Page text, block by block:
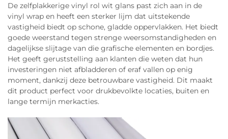
De zelfplakkerige vinyl rol wit glans past zich aan in de
vinyl wrap en heeft een sterker lijm dat uitstekende
vastigheid biedt op schone, gladde oppervlakken. Het biedt
goede weerstand tegen strenge weersomstandigheden en
dagelijkse slijtage van die grafische elementen en bordjes.
Het geeft geruststelling aan klanten die weten dat hun
investeringen niet afbladderen of eraf vallen op enig
moment, dankzij deze betrouwbare vastigheid. Dit maakt
dit product perfect voor drukbevolkte locaties, buiten en
lange termijn merkacties.